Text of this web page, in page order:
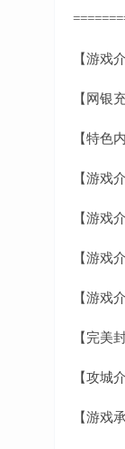
【游戏
【网银
【特色
【游戏
【游戏
【游戏
【游戏
【完美
【攻城
【游戏